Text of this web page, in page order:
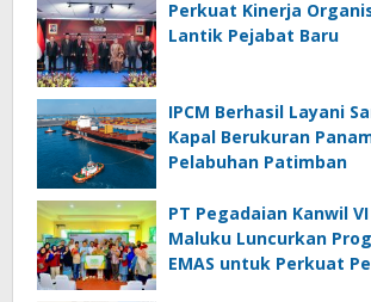
Perkuat Kinerja
Lantik Pejabat Baru
IPCM Berhasil Layani
Kapal Berukuran
Pelabuhan Patimban
PT Pegadaian Kanwil VI
Maluku Luncurkan
EMAS untuk Perkuat